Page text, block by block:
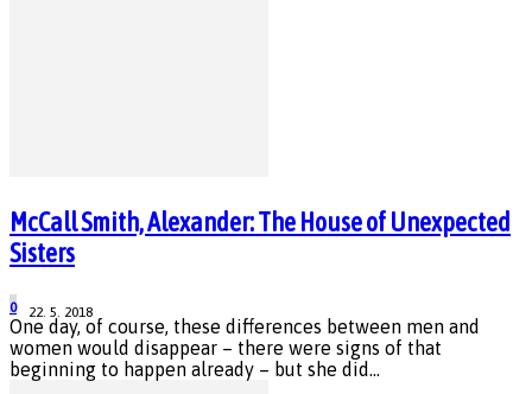
McCall Smith, Alexander: The House of Unexpected
Sisters
22. 5. 2018
0
One day, of course, these differences between men and
women would disappear – there were signs of that
beginning to happen already – but she did...